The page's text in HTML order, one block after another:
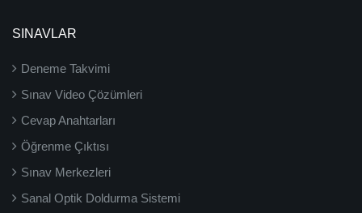
SINAVLAR
Deneme Takvimi
Sınav Video Çözümleri
Cevap Anahtarları
Öğrenme Çıktısı
Sınav Merkezleri
Sanal Optik Doldurma Sistemi